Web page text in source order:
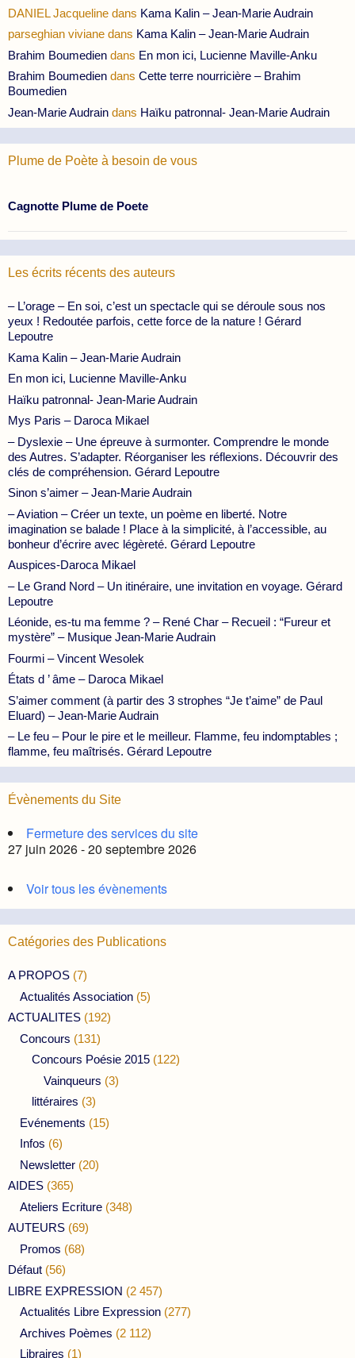
DANIEL Jacqueline dans Kama Kalin – Jean-Marie Audrain
parseghian viviane dans Kama Kalin – Jean-Marie Audrain
Brahim Boumedien dans En mon ici, Lucienne Maville-Anku
Brahim Boumedien dans Cette terre nourricière – Brahim
Boumedien
Jean-Marie Audrain dans Haïku patronnal- Jean-Marie Audrain
Plume de Poète à besoin de vous
Cagnotte Plume de Poete
Les écrits récents des auteurs
– L’orage – En soi, c’est un spectacle qui se déroule sous nos
yeux ! Redoutée parfois, cette force de la nature ! Gérard
Lepoutre
Kama Kalin – Jean-Marie Audrain
En mon ici, Lucienne Maville-Anku
Haïku patronnal- Jean-Marie Audrain
Mys Paris – Daroca Mikael
– Dyslexie – Une épreuve à surmonter. Comprendre le monde
des Autres. S’adapter. Réorganiser les réflexions. Découvrir des
clés de compréhension. Gérard Lepoutre
Sinon s’aimer – Jean-Marie Audrain
– Aviation – Créer un texte, un poème en liberté. Notre
imagination se balade ! Place à la simplicité, à l’accessible, au
bonheur d’écrire avec légèreté. Gérard Lepoutre
Auspices-Daroca Mikael
– Le Grand Nord – Un itinéraire, une invitation en voyage. Gérard
Lepoutre
Léonide, es-tu ma femme ? – René Char – Recueil : “Fureur et
mystère” – Musique Jean-Marie Audrain
Fourmi – Vincent Wesolek
États d ’ âme – Daroca Mikael
S’aimer comment (à partir des 3 strophes “Je t’aime” de Paul
Eluard) – Jean-Marie Audrain
– Le feu – Pour le pire et le meilleur. Flamme, feu indomptables ;
flamme, feu maîtrisés. Gérard Lepoutre
Évènements du Site
Fermeture des services du site
27 juin 2026 - 20 septembre 2026
Voir tous les évènements
Catégories des Publications
A PROPOS (7)
Actualités Association (5)
ACTUALITES (192)
Concours (131)
Concours Poésie 2015 (122)
Vainqueurs (3)
littéraires (3)
Evénements (15)
Infos (6)
Newsletter (20)
AIDES (365)
Ateliers Ecriture (348)
AUTEURS (69)
Promos (68)
Défaut (56)
LIBRE EXPRESSION (2 457)
Actualités Libre Expression (277)
Archives Poèmes (2 112)
Libraires (1)